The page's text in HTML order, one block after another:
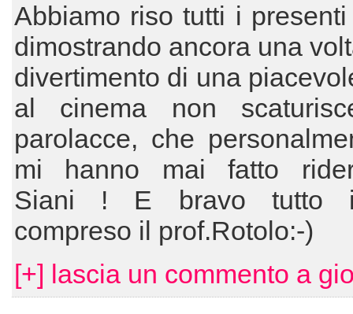
Abbiamo riso tutti i
dimostrando ancora una
divertimento di una
al cinema non
parolacce, che
mi hanno mai fatto
Siani ! E bravo tutto
compreso il prof.Rotolo:-)
[+] lascia un commento a